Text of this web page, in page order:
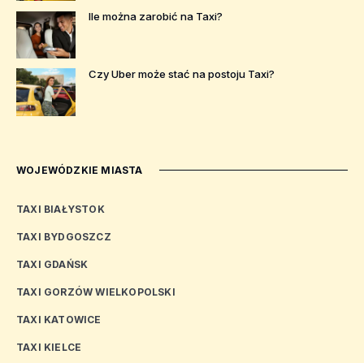
Ile można zarobić na Taxi?
Czy Uber może stać na postoju Taxi?
WOJEWÓDZKIE MIASTA
TAXI BIAŁYSTOK
TAXI BYDGOSZCZ
TAXI GDAŃSK
TAXI GORZÓW WIELKOPOLSKI
TAXI KATOWICE
TAXI KIELCE